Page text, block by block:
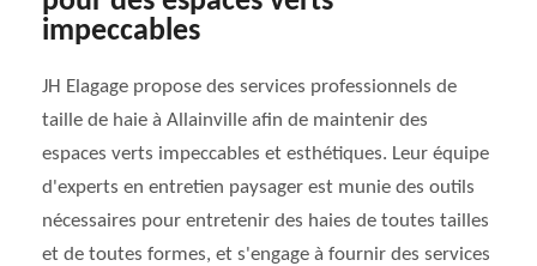
impeccables
JH Elagage propose des services professionnels de
taille de haie à Allainville afin de maintenir des
espaces verts impeccables et esthétiques. Leur équipe
d'experts en entretien paysager est munie des outils
nécessaires pour entretenir des haies de toutes tailles
et de toutes formes, et s'engage à fournir des services